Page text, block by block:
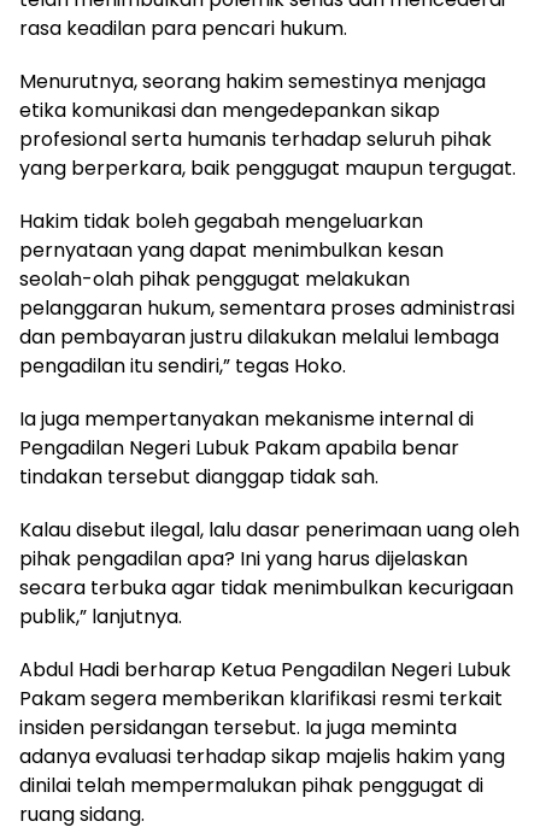
rasa keadilan para pencari hukum.
Menurutnya, seorang hakim semestinya menjaga
etika komunikasi dan mengedepankan sikap
profesional serta humanis terhadap seluruh pihak
yang berperkara, baik penggugat maupun tergugat.
Hakim tidak boleh gegabah mengeluarkan
pernyataan yang dapat menimbulkan kesan
seolah-olah pihak penggugat melakukan
pelanggaran hukum, sementara proses administrasi
dan pembayaran justru dilakukan melalui lembaga
pengadilan itu sendiri,” tegas Hoko.
Ia juga mempertanyakan mekanisme internal di
Pengadilan Negeri Lubuk Pakam apabila benar
tindakan tersebut dianggap tidak sah.
Kalau disebut ilegal, lalu dasar penerimaan uang oleh
pihak pengadilan apa? Ini yang harus dijelaskan
secara terbuka agar tidak menimbulkan kecurigaan
publik,” lanjutnya.
Abdul Hadi berharap Ketua Pengadilan Negeri Lubuk
Pakam segera memberikan klarifikasi resmi terkait
insiden persidangan tersebut. Ia juga meminta
adanya evaluasi terhadap sikap majelis hakim yang
dinilai telah mempermalukan pihak penggugat di
ruang sidang.